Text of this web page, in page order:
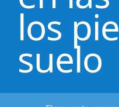
los
suelo